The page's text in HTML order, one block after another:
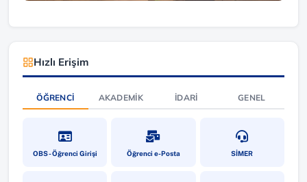
Hızlı Erişim
ÖĞRENCI AKADEMIK İDARI GENEL
OBS - Öğrenci Girişi(yeni sekmede açılır)Öğrenci e-Posta(yeni sekmede açılır)SİMER(yeni sekmede